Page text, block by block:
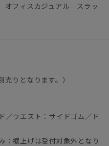
フィスカジュアル スラッ
りとなります。）
／ウエスト：サイドゴム／ド
：裾上げは受付対象外となり